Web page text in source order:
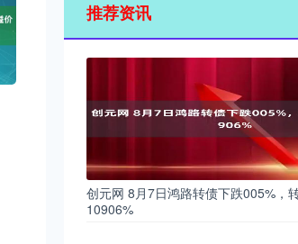
推荐资讯
创元网 8月7日鸿路转债下跌005%，
10906%